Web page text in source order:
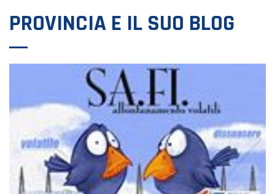
PROVINCIA E IL SUO BLOG